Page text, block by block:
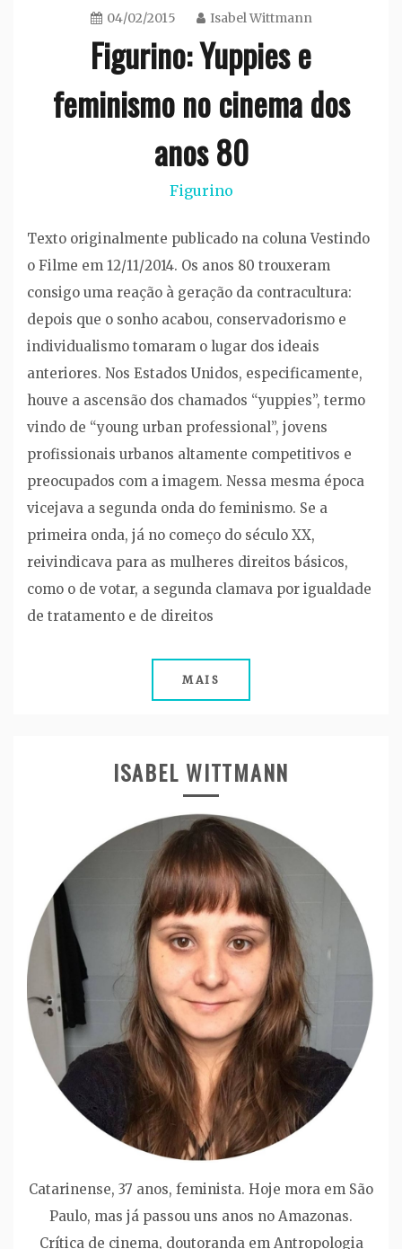
04/02/2015 Isabel Wittmann
Figurino: Yuppies e
feminismo no cinema dos
anos 80
Figurino
Texto originalmente publicado na coluna Vestindo
o Filme em 12/11/2014. Os anos 80 trouxeram
consigo uma reação à geração da contracultura:
depois que o sonho acabou, conservadorismo e
individualismo tomaram o lugar dos ideais
anteriores. Nos Estados Unidos, especificamente,
houve a ascensão dos chamados “yuppies”, termo
vindo de “young urban professional”, jovens
profissionais urbanos altamente competitivos e
preocupados com a imagem. Nessa mesma época
vicejava a segunda onda do feminismo. Se a
primeira onda, já no começo do século XX,
reivindicava para as mulheres direitos básicos,
como o de votar, a segunda clamava por igualdade
de tratamento e de direitos
MAIS
ISABEL WITTMANN
Catarinense, 37 anos, feminista. Hoje mora em São
Paulo, mas já passou uns anos no Amazonas.
Crítica de cinema, doutoranda em Antropologia